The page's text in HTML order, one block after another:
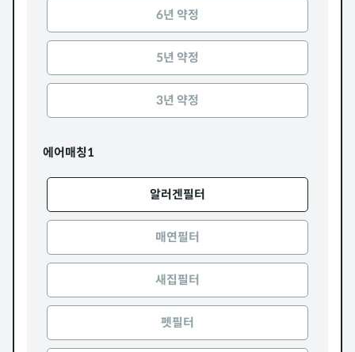
6년 약정
5년 약정
3년 약정
에어매칭1
알러겐필터
매연필터
새집필터
펫필터